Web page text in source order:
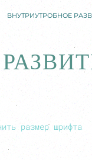
ВНУТРИУТРОБНОЕ
размер шрифта